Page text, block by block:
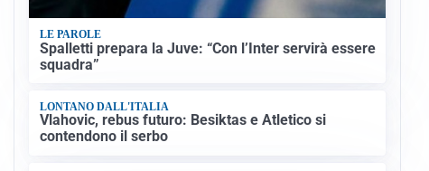
LE PAROLE
Spalletti prepara la Juve: “Con l’Inter servirà essere
squadra”
LONTANO DALL'ITALIA
Vlahovic, rebus futuro: Besiktas e Atletico si
contendono il serbo